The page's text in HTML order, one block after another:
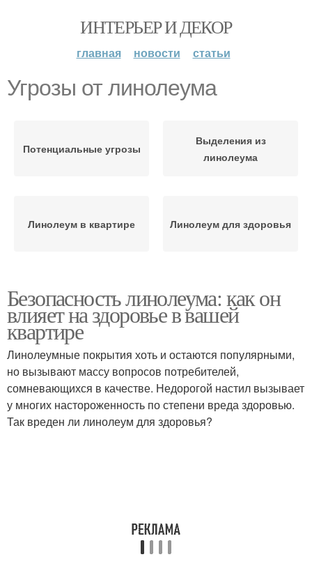
ИНТЕРЬЕР И ДЕКОР
главная новости статьи
Угрозы от линолеума
Потенциальные угрозы
Выделения из
линолеума
Линолеум в квартире Линолеум для здоровья
Безопасность линолеума: как он
влияет на здоровье в вашей
квартире
Линолеумные покрытия хоть и остаются популярными,
но вызывают массу вопросов потребителей,
сомневающихся в качестве. Недорогой настил вызывает
у многих настороженность по степени вреда здоровью.
Так вреден ли линолеум для здоровья?